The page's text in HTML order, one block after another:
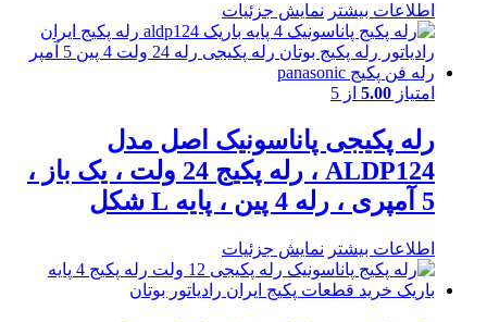
اطلاعات بیشتر نمایش جزئیات
امتیاز 5.00 از 5
رله پکیجی پاناسونیک اصل مدل
ALDP124 ، رله پکیج 24 ولت ، یک باز ،
5 آمپری ، رله 4 پین ، پایه L شکل
اطلاعات بیشتر نمایش جزئیات